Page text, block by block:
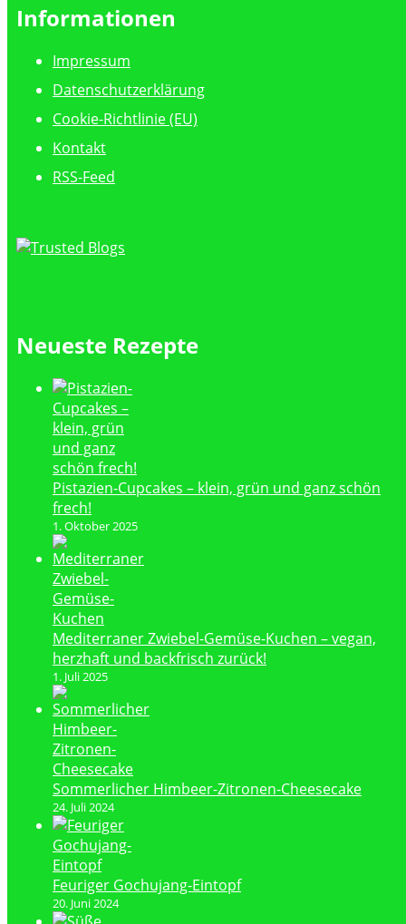
Informationen
Impressum
Datenschutzerklärung
Cookie-Richtlinie (EU)
Kontakt
RSS-Feed
Neueste Rezepte
Pistazien-Cupcakes – klein, grün und ganz schön
frech!
1. Oktober 2025
Mediterraner Zwiebel-Gemüse-Kuchen – vegan,
herzhaft und backfrisch zurück!
1. Juli 2025
Sommerlicher Himbeer-Zitronen-Cheesecake
24. Juli 2024
Feuriger Gochujang-Eintopf
20. Juni 2024